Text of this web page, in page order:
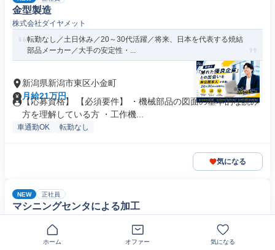
金型製造
株式会社ダイヤメット
転勤なし／土日休み／20～30代活躍／将来、日本を代表する焼結
部品メーカー／大手の安定性・...
新潟県新潟市東区小金町
月給21万円
【応募資格】 【必須要件】 ・機械部品の図面の基本的な読み
方を理解している方 ・工作機...
車通勤OK 転勤なし
気になる
NEW 正社員
マシニングセンタによる加工
転勤なし／土日休み／半導体用製品の機械加工／製造管理／年間休
日125日
ホーム オファー 気になる